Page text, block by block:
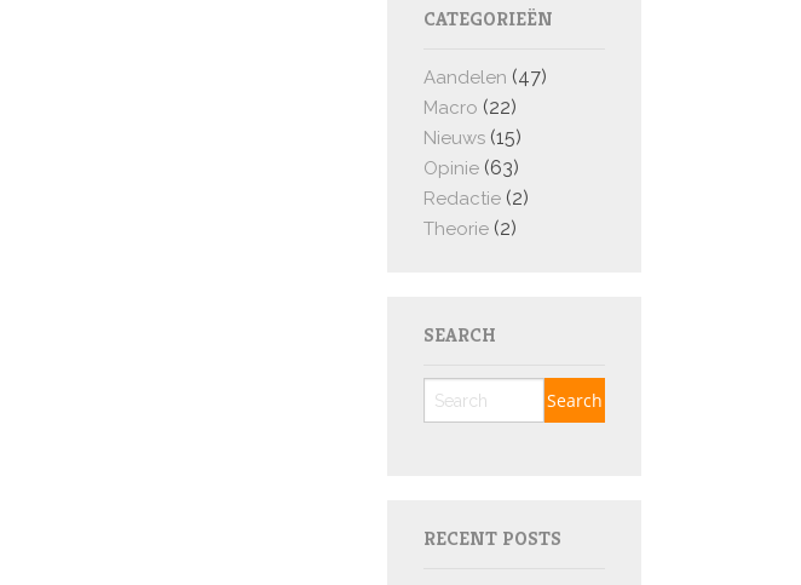
CATEGORIEËN
Aandelen (47)
Macro (22)
Nieuws (15)
Opinie (63)
Redactie (2)
Theorie (2)
SEARCH
RECENT POSTS